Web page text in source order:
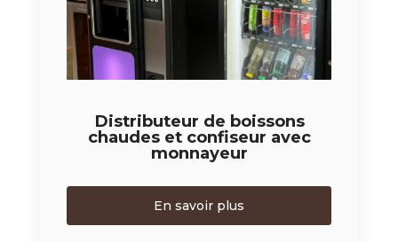
Distributeur de boissons
chaudes et confiseur avec
monnayeur
En savoir plus